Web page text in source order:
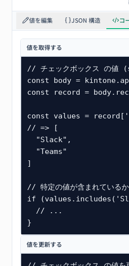
日時
ユーザー選択
組織選択
グループ選択
添付ファイル
システム
レコード番号
作成日時
更新者
テーブル (サブテーブル)
値を編集 JSON 構造 コ
値を取得する
// チェックボックス の
const body =
const record =
const values = record['
// => [
  "Slack",
  "Teams"
]
// 特定の値が含まれている
if
  // ...
}
値を更新する